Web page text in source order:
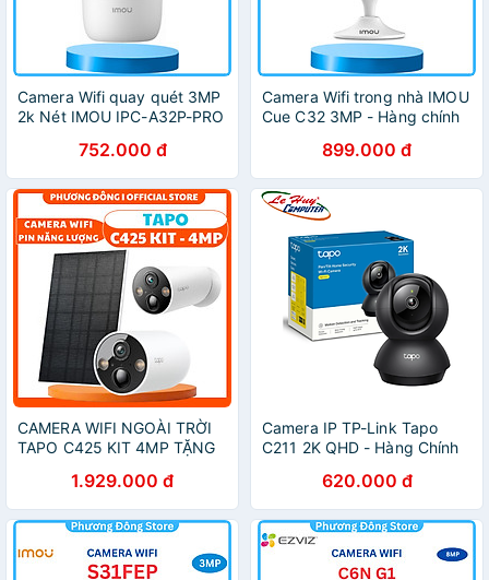
Camera Wifi quay quét 3MP
2k Nét IMOU IPC-A32P-PRO
cưng, còi báo động - Hàng
chính hãng
752.000 đ
Camera Wifi trong nhà IMOU
Cue C32 3MP - Hàng chính
899.000 đ
CAMERA WIFI NGOÀI TRỜI
TAPO C425 KIT 4MP TẶNG
CẢNH BÁO ĐÈN VÀ CÒI,
TÙY CHỈNH VÙNG CHUYỂN
ĐỘNG
1.929.000 đ
Camera IP TP-Link Tapo
C211 2K QHD - Hàng Chính
620.000 đ